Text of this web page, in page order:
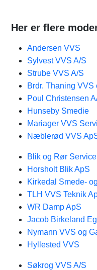
Her er flere
Andersen VVS
Sylvest VVS A/S
Strube VVS A/S
Brdr. Thaning VVS
Poul Christensen
Hunseby Smedie
Mariager VVS
Næblerød VVS
Blik og Rør Service
Horsholt Blik ApS
Kirkedal Smede-
TLH VVS Teknik
WR Damp ApS
Jacob Birkeland
Nymann VVS og
Hyllested VVS
Søkrog VVS A/S